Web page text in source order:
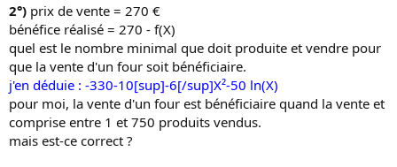
2°) prix de vente = 270 €
bénéfice réalisé = 270 - f(X)
quel est le nombre minimal que doit produite et vendre pour
que la vente d'un four soit bénéficiaire.
j'en déduie : -330-10[sup]-6[/sup]X²-50 ln(X)
pour moi, la vente d'un four est bénéficiaire quand la vente et
comprise entre 1 et 750 produits vendus.
mais est-ce correct ?